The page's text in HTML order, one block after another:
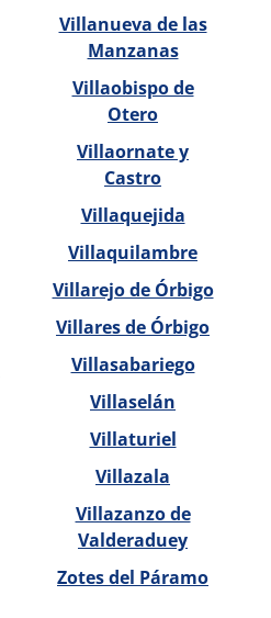
Villanueva de las
Manzanas
Villaobispo de
Otero
Villaornate y
Castro
Villaquejida
Villaquilambre
Villarejo de Órbigo
Villares de Órbigo
Villasabariego
Villaselán
Villaturiel
Villazala
Villazanzo de
Valderaduey
Zotes del Páramo